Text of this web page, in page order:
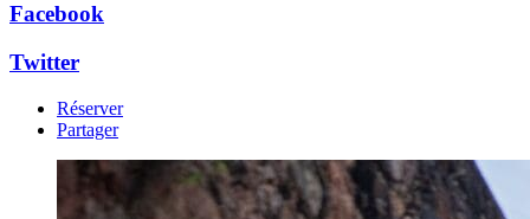
Facebook
Twitter
Réserver
Partager